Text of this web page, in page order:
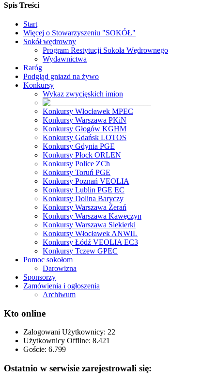
Spis Treści
Start
Więcej o Stowarzyszeniu "SOKÓŁ"
Sokół wędrowny
Program Restytucji Sokoła Wędrownego
Wydawnictwa
Raróg
Podgląd gniazd na żywo
Konkursy
Wykaz zwycięskich imion
Konkursy Włocławek MPEC
Konkursy Warszawa PKiN
Konkursy Głogów KGHM
Konkursy Gdańsk LOTOS
Konkursy Gdynia PGE
Konkursy Płock ORLEN
Konkursy Police ZCh
Konkursy Toruń PGE
Konkursy Poznań VEOLIA
Konkursy Lublin PGE EC
Konkursy Dolina Baryczy
Konkursy Warszawa Żerań
Konkursy Warszawa Kawęczyn
Konkursy Warszawa Siekierki
Konkursy Włocławek ANWIL
Konkursy Łódź VEOLIA EC3
Konkursy Tczew GPEC
Pomoc sokołom
Darowizna
Sponsorzy
Zamówienia i ogłoszenia
Archiwum
Kto online
Zalogowani Użytkownicy: 22
Użytkownicy Offline: 8.421
Goście: 6.799
Ostatnio w serwisie zarejestrowali się: